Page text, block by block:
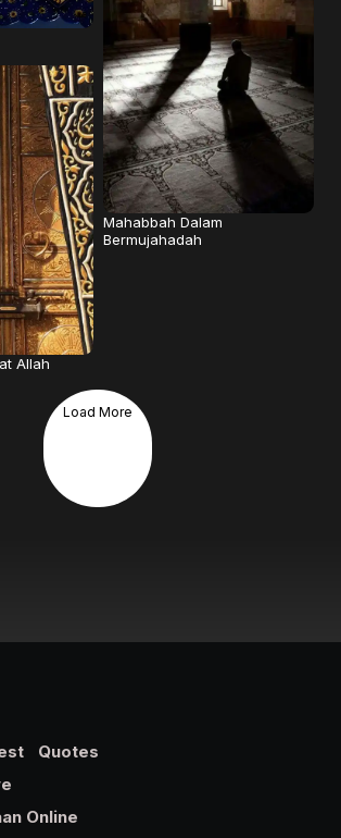
Allah
Mahabbah Dalam
Bermujahadah
Load More
Quotes
Online